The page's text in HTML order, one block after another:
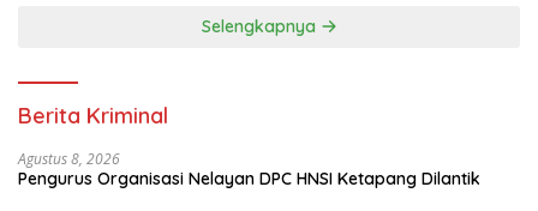
Selengkapnya
Berita Kriminal
Agustus 8, 2026
Pengurus Organisasi Nelayan DPC HNSI Ketapang Dilantik